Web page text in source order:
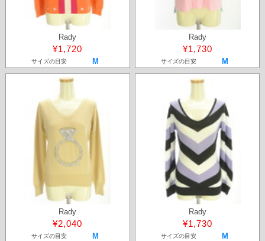
Rady
¥1,720
サイズの目安 M
Rady
¥1,730
サイズの目安 M
Rady
¥2,040
サイズの目安 M
Rady
¥1,730
サイズの目安 M